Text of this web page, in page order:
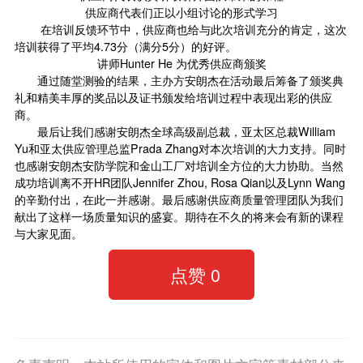
供应商代表们正以小组讨论的形式学习
在培训反馈环节中，供应商也给与此次培训充分的肯定，这次
培训获得了平均4.73分（满分5分）的好评。
讲师Hunter He 为优秀供应商颁奖
通过随堂测验的结果，主办方安朗杰在活动最后筹备了颁奖典
礼和精美丰厚的奖品以及证书颁发给培训过程中表现出彩的供应
商。
最后让我们感谢安朗杰全球高级副总裁，亚太区总裁William
Yu和亚太供应管理总监Prada Zhang对本次培训的大力支持。同时
也感谢安朗杰安防学院和金山工厂对培训全方位的大力协助。当然
成功培训离不开HR团队Jennifer Zhou, Rosa Qian以及Lynn Wang
的辛勤付出，在此一并感谢。最后感谢供应商质量管理团队为我们
献出了这样一场质量知识的盛宴。期待在不久的将来会有新的课程
与大家见面。
点赞 0